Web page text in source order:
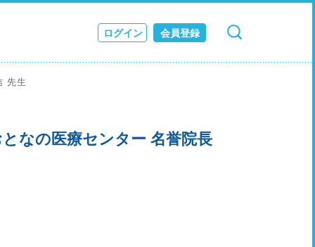
ログイン 会員登録
検索 キャンセル
先生
なの医療センター 名誉院長